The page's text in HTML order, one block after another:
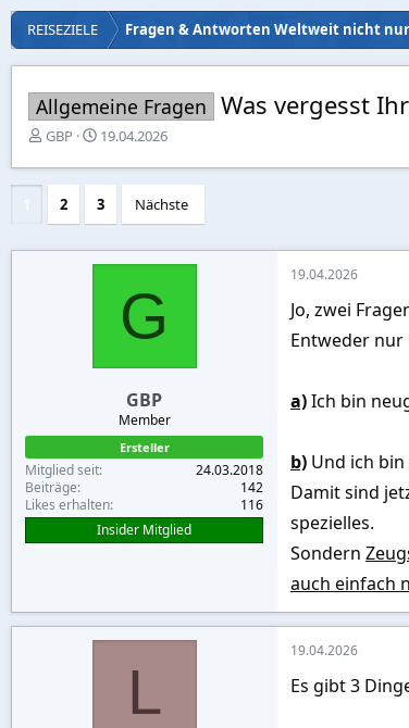
REISEZIELE Fragen & Antworten Weltweit nicht
Allgemeine Fragen Was vergesst
E
s
l
GBP
E
s
e
l
t
19.04.2026
2 3 Nächste
G
GBP
Member
Ersteller
Mitglied seit
24.03.2018
Beiträge
142
Likes erhalten
116
Insider Mitglied
19.04.2026
Jo, zwei
Entweder
a)Ich bin
b) Und ich
Damit sind
spezielles.
Sondern
auch einfach
L
19.04.2026
Es gibt 3